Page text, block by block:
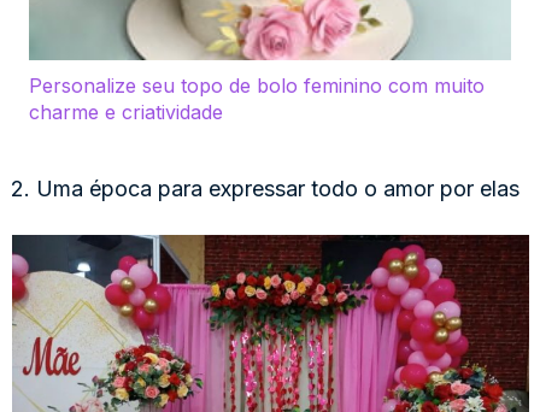
Personalize seu topo de bolo feminino com muito
charme e criatividade
2. Uma época para expressar todo o amor por elas